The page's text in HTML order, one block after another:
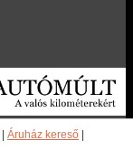
Áruház kereső